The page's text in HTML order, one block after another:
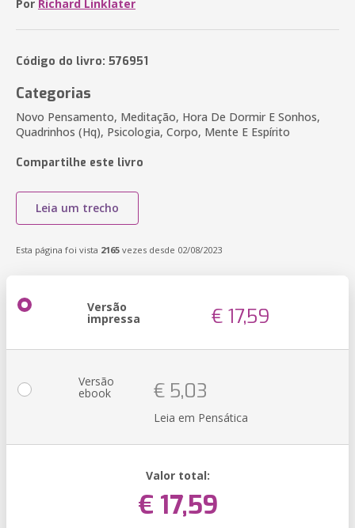
Por Richard Linklater
Código do livro: 576951
Categorias
Novo Pensamento, Meditação, Hora De Dormir E Sonhos,
Quadrinhos (Hq), Psicologia, Corpo, Mente E Espírito
Compartilhe este livro
Leia um trecho
Esta página foi vista 2165 vezes desde 02/08/2023
Versão
impressa € 17,59
Versão
ebook € 5,03
Leia em Pensática
Valor total:
€ 17,59